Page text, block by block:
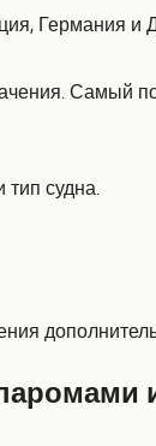
Германия и
тип судна.